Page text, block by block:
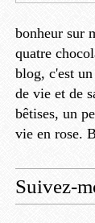
bonheur sur
quatre
blog, c'est
de vie et de
bêtises, un
vie en rose.
Suivez-